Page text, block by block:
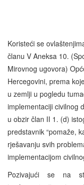
Koristeći se
članu V Aneksa 10.
Mirovnog ugovora)
Hercegovini, prema
u zemlji u pogledu
implementaciji civilnog
u obzir član II 1. (d)
predstavnik “pomaže,
rješavanju svih
implementacijom
Pozivajući se na